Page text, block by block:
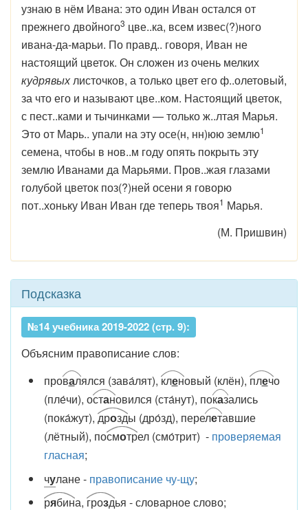
узнаю в нём Ивана: это один Иван остался от
прежнего двойного3 цве..ка, всем извес(?)ного
ивана-да-марьи. По правд.. говоря, Иван не
настоящий цветок. Он сложен из очень мелких
кудрявыхлисточков, а только цвет его ф..олетовый,
за что его и называют цве..ком. Настоящий цветок,
с пест..ками и тычинками — только ж..лтая Марья.
Это от Марь.. упали на эту осе(н, нн)юю землю1
семена, чтобы в нов..м году опять покрыть эту
землю Иванами да Марьями. Пров..жая глазами
голубой цветок поз(?)ней осени я говорю
пот..хоньку Иван Иван где теперь твоя1 Марья.
(М. Пришвин)
Подсказка
№14 учебника 2019-2022 (стр. 9):
Объясним правописание слов:
провалялся (зава́лят), кленовый (клён), плечо
(пле́чи), остановился (ста́нут), показались
(пока́жут), дрозды (дро́зд), перелетавшие
(лётный), посмотрел (смо́трит) - проверяемая
гласная;
чулане - правописание чу-щу;
рябина, гроздья - словарное слово;